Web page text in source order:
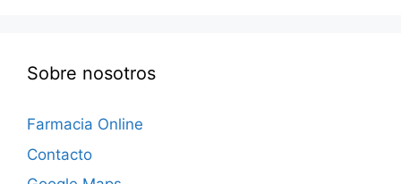
Sobre nosotros
Farmacia Online
Contacto